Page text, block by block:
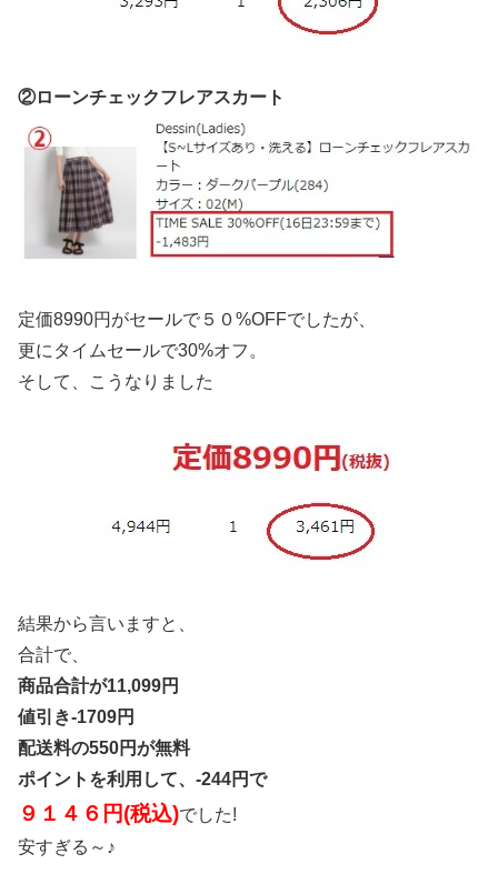
②ローンチェックフレアスカート
定価8990円がセールで５０%OFFでしたが、
更にタイムセールで30%オフ。
そして、こうなりました
結果から言いますと、
合計で、
商品合計が11,099円
値引き-1709円
配送料の550円が無料
ポイントを利用して、-244円で
９１４６円(税込)でした!
安すぎる～♪